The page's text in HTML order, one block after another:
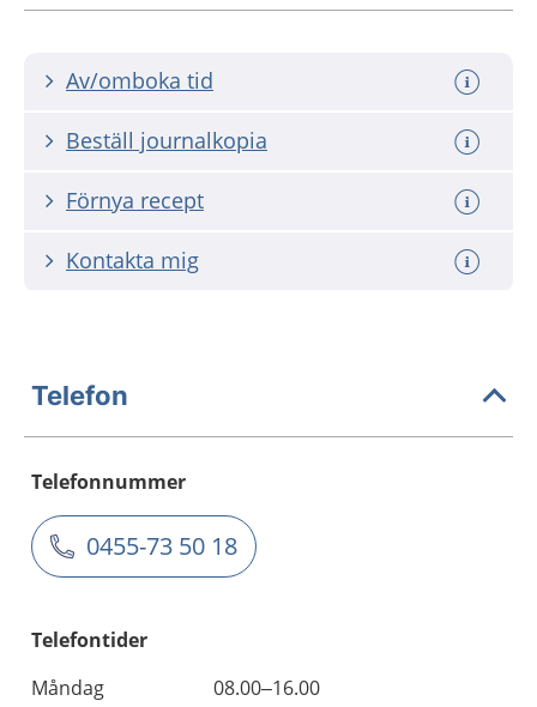
Av/omboka tid
Beställ journalkopia
Förnya recept
Kontakta mig
Telefon
Telefonnummer
0455-73 50 18
Telefontider
Måndag
08.00–16.00